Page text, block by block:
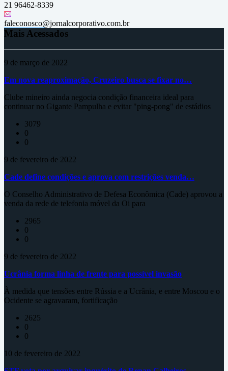
21 96462-8339
faleconosco@jornalcorporativo.com.br
Mais Acessados
9 de março de 2022
Em nova reaproximação, Cruzeiro busca se fixar no…
Clube mineiro ainda negocia condição financeira ideal para
continuar no Gigante Pampulha e evitar "ping-pong" de estádios
3079
0
0
9 de fevereiro de 2022
Cade define condições e aprova com restrições venda…
O Conselho Administrativo de Defesa Econômica (Cade) aprovou a
venda da rede de telefonia móvel da Oi para
2965
0
0
9 de fevereiro de 2022
Ucrânia forma linha de frente para possível invasão
À medida que tensões entre Rússia e a Ucrânia, e entre Moscou e o
Ocidente se agravaram, fortificação
2625
0
0
10 de fevereiro de 2022